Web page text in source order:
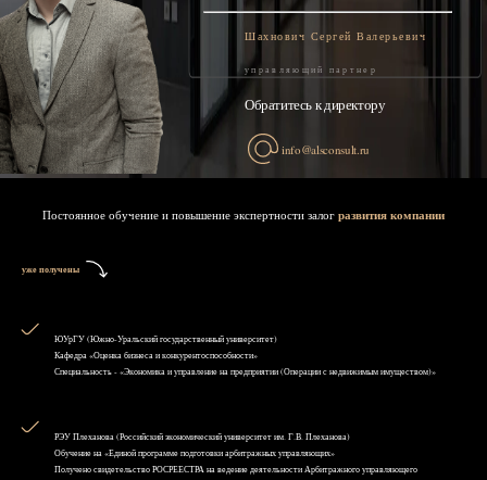
Шахнович Сергей Валерьевич
управляющий партнер
Обратитесь к директору
info@alsconsult.ru
Постоянное обучение и повышение экспертности залог развития компании
уже получены
ЮУрГУ (Южно-Уральский государственный университет)
Кафедра «Оценка бизнеса и конкурентоспособности»
Специальность - «Экономика и управление на предприятии (Операции с недвижимым имуществом)»
РЭУ Плеханова (Российский экономический университет им. Г.В. Плеханова)
Обучение на «Единой программе подготовки арбитражных управляющих»
Получено свидетельство РОСРЕЕСТРА на ведение деятельности Арбитражного управляющего